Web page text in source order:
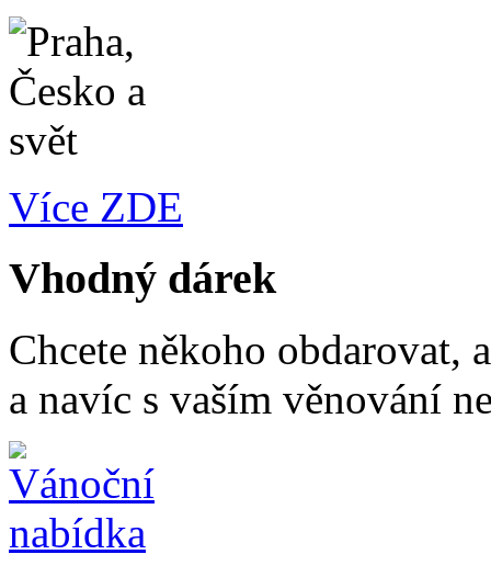
Více ZDE
Vhodný dárek
Chcete někoho obdarovat,
a navíc s vaším věnování